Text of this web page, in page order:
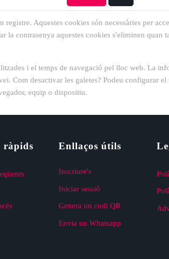
registre. Aquestes cookies són necessàries per
la contrasenya aquestes cookies s'eliminen quan
i el temps de navegació pel lloc web. La
Com desactivar les galetes? Podeu configurar
equip o dispositiu.
ràpids Enllaços útils
Inscriure's
Iniciar sessió
Genera un codi QR
Envia un Whatsapp